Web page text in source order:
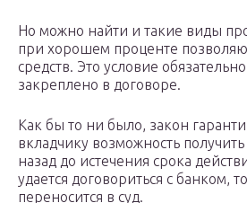
Но можно найти и такие виды
при хорошем проценте
средств. Это условие
закреплено в договоре.
Как бы то ни было, закон
вкладчику возможность получить
назад до истечения срока
удается договориться с банком,
переносится в суд.